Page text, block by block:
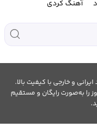
آهنگ کردی
و خارجی با کیفیت بالا.
را به‌صورت رایگان و مستقیم